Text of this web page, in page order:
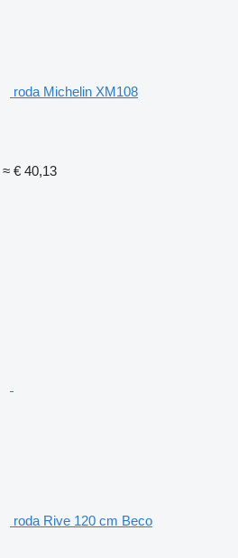
roda Michelin XM108
≈ € 40,13
roda Rive 120 cm Beco